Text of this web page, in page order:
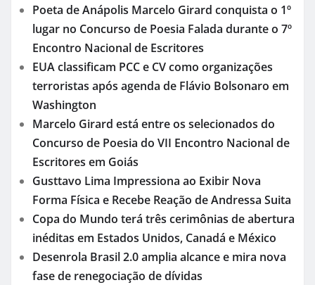
Poeta de Anápolis Marcelo Girard conquista o 1º
lugar no Concurso de Poesia Falada durante o 7º
Encontro Nacional de Escritores
EUA classificam PCC e CV como organizações
terroristas após agenda de Flávio Bolsonaro em
Washington
Marcelo Girard está entre os selecionados do
Concurso de Poesia do VII Encontro Nacional de
Escritores em Goiás
Gusttavo Lima Impressiona ao Exibir Nova
Forma Física e Recebe Reação de Andressa Suita
Copa do Mundo terá três cerimônias de abertura
inéditas em Estados Unidos, Canadá e México
Desenrola Brasil 2.0 amplia alcance e mira nova
fase de renegociação de dívidas